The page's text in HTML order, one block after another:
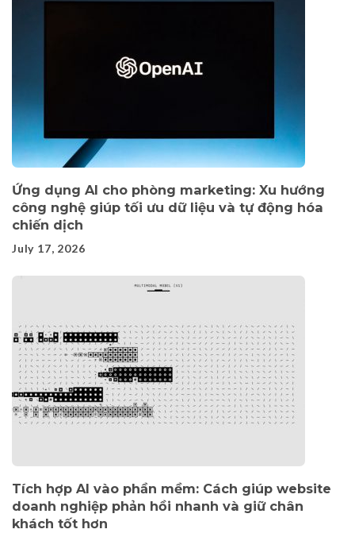
Ứng dụng AI cho phòng marketing: Xu hướng
công nghệ giúp tối ưu dữ liệu và tự động hóa
chiến dịch
July 17, 2026
Tích hợp AI vào phần mềm: Cách giúp website
doanh nghiệp phản hồi nhanh và giữ chân
khách tốt hơn